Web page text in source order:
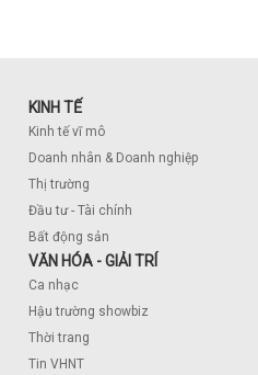
KINH TẾ
Kinh tế vĩ mô
Doanh nhân & Doanh nghiệp
Thị trường
Đầu tư - Tài chính
Bất động sản
VĂN HÓA - GIẢI TRÍ
Ca nhạc
Hậu trường showbiz
Thời trang
Tin VHNT